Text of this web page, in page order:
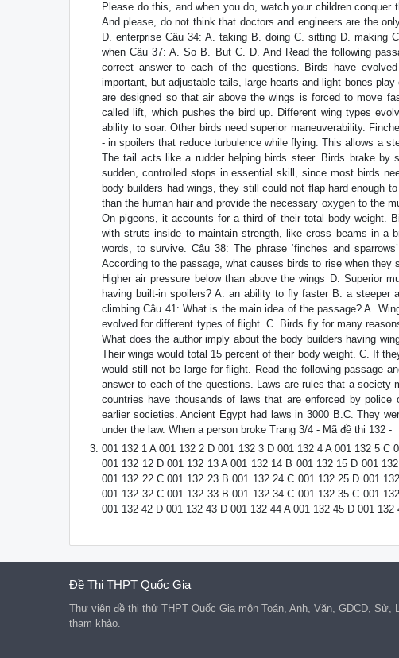
Please do this, and when you do, watch your children
And please, do not think that doctors and engineers are the
D. enterprise Câu 34: A. taking B. doing C. sitting D. making
when Câu 37: A. So B. But C. D. And Read the following
correct answer to each of the questions. Birds have
important, but adjustable tails, large hearts and light bones
are designed so that air above the wings is forced to move
called lift, which pushes the bird up. Different wing types
ability to soar. Other birds need superior maneuverability.
- in spoilers that reduce turbulence while flying. This allows a
The tail acts like a rudder helping birds steer. Birds brake
sudden, controlled stops in essential skill, since most birds
body builders had wings, they still could not flap hard enough
than the human hair and provide the necessary oxygen to the
On pigeons, it accounts for a third of their total body weight.
with struts inside to maintain strength, like cross beams in a
words, to survive. Câu 38: The phrase ‘finches and
According to the passage, what causes birds to rise when
Higher air pressure below than above the wings D. Superior
having built-in spoilers? A. an ability to fly faster B. a steeper
climbing Câu 41: What is the main idea of the passage? A.
evolved for different types of flight. C. Birds fly for many
What does the author imply about the body builders having
Their wings would total 15 percent of their body weight. C. If
would still not be large for flight. Read the following passage
answer to each of the questions. Laws are rules that a
countries have thousands of laws that are enforced by
earlier societies. Ancient Egypt had laws in 3000 B.C. They
under the law. When a person broke Trang 3/4 - Mã đề thi 132 -
001 132 1 A 001 132 2 D 001 132 3 D 001 132 4 A 001 132 5 C
001 132 12 D 001 132 13 A 001 132 14 B 001 132 15 D 001
001 132 22 C 001 132 23 B 001 132 24 C 001 132 25 D 001
001 132 32 C 001 132 33 B 001 132 34 C 001 132 35 C 001
001 132 42 D 001 132 43 D 001 132 44 A 001 132 45 D 001
Đề Thi THPT Quốc Gia
Thư viện đề thi thử THPT Quốc Gia môn Toán, Anh, Văn, GDCD, Sử,
tham khảo.